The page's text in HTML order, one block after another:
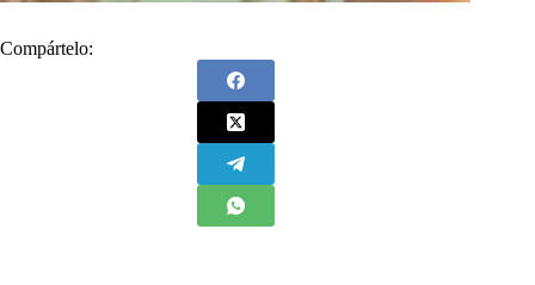
Compártelo: